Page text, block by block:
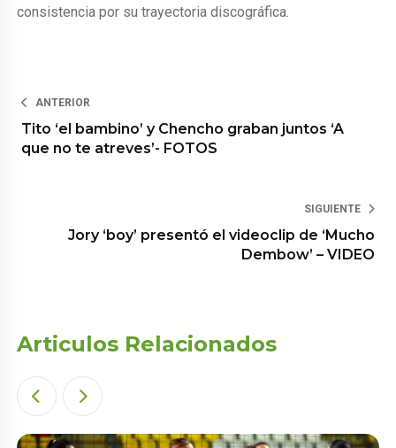
consistencia por su trayectoria discográfica.
ANTERIOR
Tito ‘el bambino’ y Chencho graban juntos ‘A
que no te atreves’- FOTOS
SIGUIENTE
Jory ‘boy’ presentó el videoclip de ‘Mucho
Dembow’ – VIDEO
Articulos Relacionados